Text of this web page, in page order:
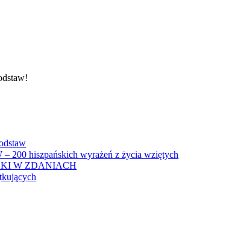
200 hiszpańskich wyrażeń z życia wziętych
W ZDANIACH